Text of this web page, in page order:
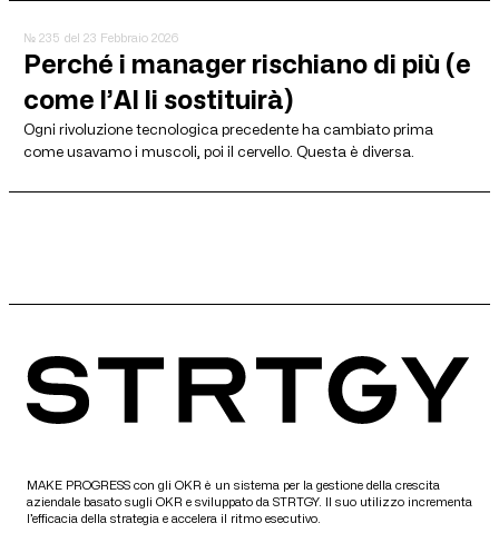
№ 235 del 23 Febbraio 2026
Perché i manager rischiano di più (e
come l’AI li sostituirà)
Ogni rivoluzione tecnologica precedente ha cambiato prima
come usavamo i muscoli, poi il cervello. Questa è diversa.
MAKE PROGRESS con gli OKR è un sistema per la gestione della crescita
aziendale basato sugli OKR e sviluppato da STRTGY. Il suo utilizzo incrementa
l’efficacia della strategia e accelera il ritmo esecutivo.